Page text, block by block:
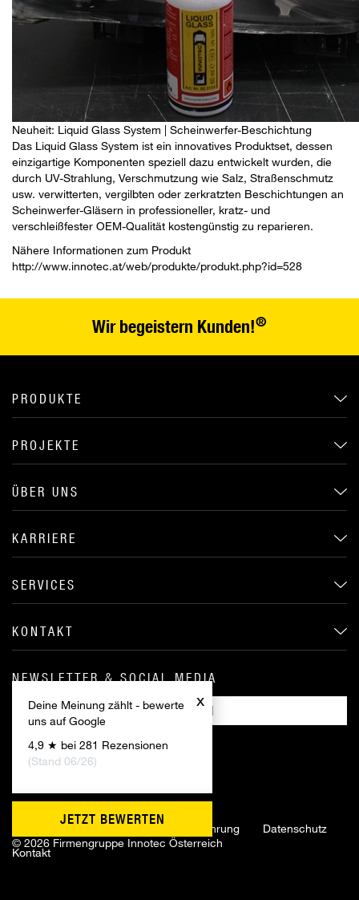
x
Deine Meinung zählt - bewerte
uns auf Google
4,9 ★ bei 281 Rezensionen
(Stand 06/26)
JETZT BEWERTEN
Neuheit: Liquid Glass System | Scheinwerfer-Beschichtung
Das Liquid Glass System ist ein innovatives Produktset, dessen
einzigartige Komponenten speziell dazu entwickelt wurden, die
durch UV-Strahlung, Verschmutzung wie Salz, Straßenschmutz
usw. verwitterten, vergilbten oder zerkratzten Beschichtungen an
Scheinwerfer-Gläsern in professioneller, kratz- und
verschleißfester OEM-Qualität kostengünstig zu reparieren.
Nähere Informationen zum Produkt
http://www.innotec.at/web/produkte/produkt.php?id=528
Wir begeistern Kunden!®
PRODUKTE
PROJEKTE
ÜBER UNS
KARRIERE
SERVICES
KONTAKT
NEWSLETTER & SOCIAL MEDIA
ANMELDEN
© 2026 Firmengruppe Innotec Österreich
Impressum AGB Widerrufsbelehrung
Datenschutz
Kontakt